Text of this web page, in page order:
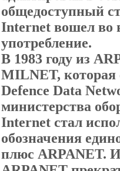
общедоступный
Internet вошел во
употребление.
В 1983 году из
MILNET, которая
Defence Data
министерства
Internet стал
обозначения
плюс ARPANET. И